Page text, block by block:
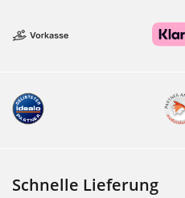
Schnelle Lieferung